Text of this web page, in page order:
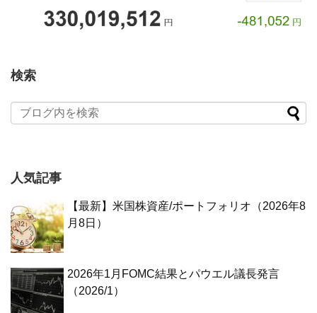
検索
人気記事
【最新】米国株資産/ポートフォリオ（2026年8
月8日）
2026年1月FOMC結果とパウエル議長発言
（2026/1）